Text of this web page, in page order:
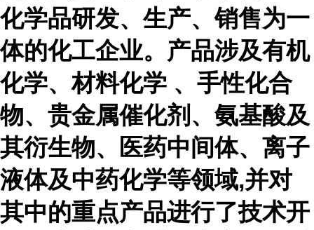
化学品研发、生产、销售为一
体的化工企业。产品涉及有机
化学、材料化学 、手性化合
物、贵金属催化剂、氨基酸及
其衍生物、医药中间体、离子
液体及中药化学等领域,并对
其中的重点产品进行了技术开